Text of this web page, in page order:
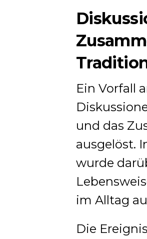
Ein Vorfall
und das
ausgelöst.
wurde
im Alltag
Die